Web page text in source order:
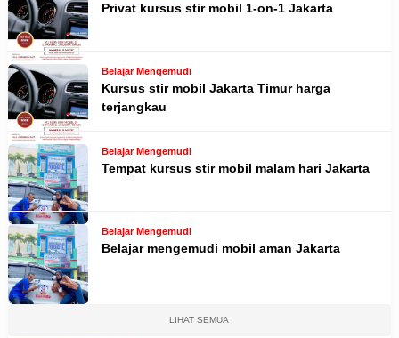
Privat kursus stir mobil 1-on-1 Jakarta
Belajar Mengemudi
Kursus stir mobil Jakarta Timur harga
terjangkau
Belajar Mengemudi
Tempat kursus stir mobil malam hari Jakarta
Belajar Mengemudi
Belajar mengemudi mobil aman Jakarta
LIHAT SEMUA